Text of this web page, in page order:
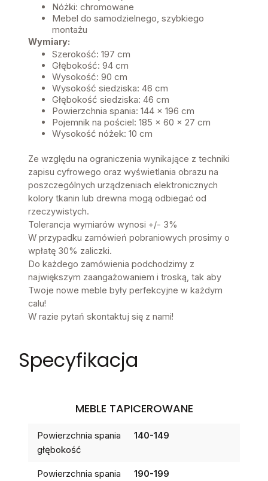
Nóżki: chromowane
Mebel do samodzielnego, szybkiego
montażu
Wymiary:
Szerokość: 197 cm
Głębokość: 94 cm
Wysokość: 90 cm
Wysokość siedziska: 46 cm
Głębokość siedziska: 46 cm
Powierzchnia spania: 144 x 196 cm
Pojemnik na pościel: 185 x 60 x 27 cm
Wysokość nóżek: 10 cm
Ze względu na ograniczenia wynikające z techniki
zapisu cyfrowego oraz wyświetlania obrazu na
poszczególnych urządzeniach elektronicznych
kolory tkanin lub drewna mogą odbiegać od
rzeczywistych.
Tolerancja wymiarów wynosi +/- 3%
W przypadku zamówień pobraniowych prosimy o
wpłatę 30% zaliczki.
Do każdego zamówienia podchodzimy z
największym zaangażowaniem i troską, tak aby
Twoje nowe meble były perfekcyjne w każdym
calu!
W razie pytań skontaktuj się z nami!
Specyfikacja
MEBLE TAPICEROWANE
Powierzchnia spania
głębokość
140-149
Powierzchnia spania
190-199